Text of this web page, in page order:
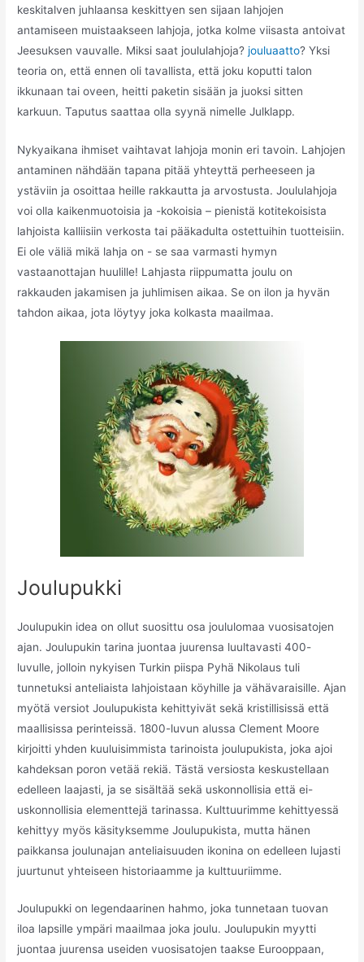
keskitalven juhlaansa keskittyen sen sijaan lahjojen
antamiseen muistaakseen lahjoja, jotka kolme viisasta antoivat
Jeesuksen vauvalle. Miksi saat joululahjoja?jouluaatto? Yksi
teoria on, että ennen oli tavallista, että joku koputti talon
ikkunaan tai oveen, heitti paketin sisään ja juoksi sitten
karkuun. Taputus saattaa olla syynä nimelle Julklapp.
Nykyaikana ihmiset vaihtavat lahjoja monin eri tavoin. Lahjojen
antaminen nähdään tapana pitää yhteyttä perheeseen ja
ystäviin ja osoittaa heille rakkautta ja arvostusta. Joululahjoja
voi olla kaikenmuotoisia ja -kokoisia – pienistä kotitekoisista
lahjoista kalliisiin verkosta tai pääkadulta ostettuihin tuotteisiin.
Ei ole väliä mikä lahja on - se saa varmasti hymyn
vastaanottajan huulille! Lahjasta riippumatta joulu on
rakkauden jakamisen ja juhlimisen aikaa. Se on ilon ja hyvän
tahdon aikaa, jota löytyy joka kolkasta maailmaa.
Joulupukki
Joulupukin idea on ollut suosittu osa joululomaa vuosisatojen
ajan. Joulupukin tarina juontaa juurensa luultavasti 400-
luvulle, jolloin nykyisen Turkin piispa Pyhä Nikolaus tuli
tunnetuksi anteliaista lahjoistaan köyhille ja vähävaraisille. Ajan
myötä versiot Joulupukista kehittyivät sekä kristillisissä että
maallisissa perinteissä. 1800-luvun alussa Clement Moore
kirjoitti yhden kuuluisimmista tarinoista joulupukista, joka ajoi
kahdeksan poron vetää rekiä. Tästä versiosta keskustellaan
edelleen laajasti, ja se sisältää sekä uskonnollisia että ei-
uskonnollisia elementtejä tarinassa. Kulttuurimme kehittyessä
kehittyy myös käsityksemme Joulupukista, mutta hänen
paikkansa joulunajan anteliaisuuden ikonina on edelleen lujasti
juurtunut yhteiseen historiaamme ja kulttuuriimme.
Joulupukki on legendaarinen hahmo, joka tunnetaan tuovan
iloa lapsille ympäri maailmaa joka joulu. Joulupukin myytti
juontaa juurensa useiden vuosisatojen taakse Eurooppaan,